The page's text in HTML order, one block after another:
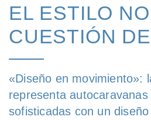
EL ESTILO
CUESTIÓN
«Diseño en movimiento»:
representa
sofisticadas con un